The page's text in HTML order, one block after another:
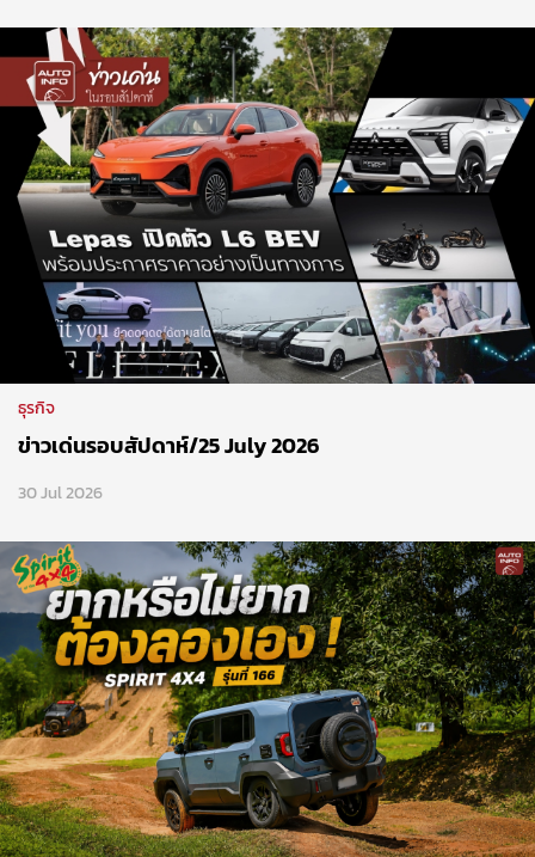
ธุรกิจ
ข่าวเด่นรอบสัปดาห์/25 July 2026
30 Jul 2026